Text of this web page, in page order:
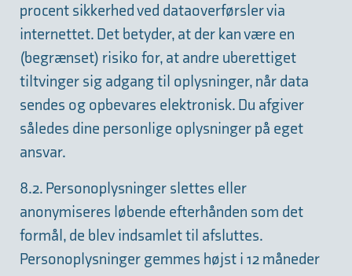
procent sikkerhed ved dataoverførsler via
internettet. Det betyder, at der kan være en
(begrænset) risiko for, at andre uberettiget
tiltvinger sig adgang til oplysninger, når data
sendes og opbevares elektronisk. Du afgiver
således dine personlige oplysninger på eget
ansvar.
8.2. Personoplysninger slettes eller
anonymiseres løbende efterhånden som det
formål, de blev indsamlet til afsluttes.
Personoplysninger gemmes højst i 12 måneder